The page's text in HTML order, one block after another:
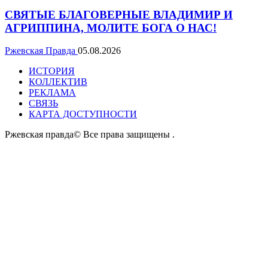
СВЯТЫЕ БЛАГОВЕРНЫЕ ВЛАДИМИР И
АГРИППИНА, МОЛИТЕ БОГА О НАС!
Ржевская Правда 05.08.2026
ИСТОРИЯ
КОЛЛЕКТИВ
РЕКЛАМА
СВЯЗЬ
КАРТА ДОСТУПНОСТИ
Ржевская правда© Все права защищены .